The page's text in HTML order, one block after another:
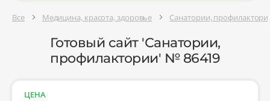
Все Медицина, красота, здоровье Санатории,
Готовый сайт 'Санатории,
профилактории' № 86419
ЦЕНА